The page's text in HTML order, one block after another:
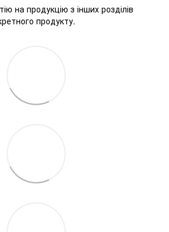
на продукцію з інших розділів
продукту.